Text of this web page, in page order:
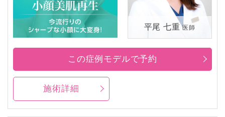
平尾 七重 医師
施術詳細
この症例モデルで予約